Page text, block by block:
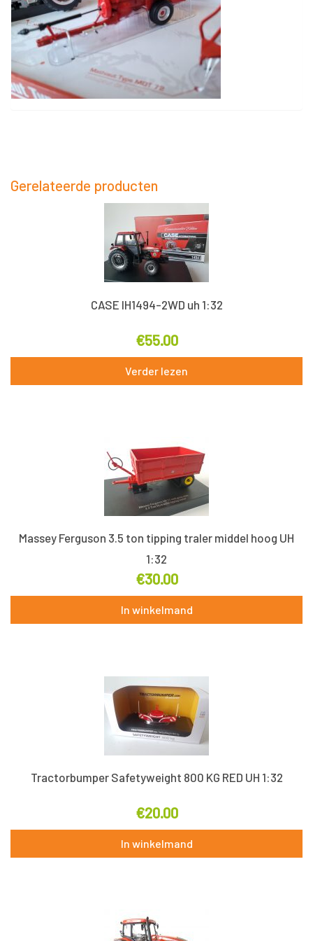
Gerelateerde producten
CASE IH1494-2WD uh 1:32
€55.00
Verder lezen
Massey Ferguson 3.5 ton tipping traler middel hoog UH
1:32
€30.00
In winkelmand
Tractorbumper Safetyweight 800 KG RED UH 1:32
€20.00
In winkelmand